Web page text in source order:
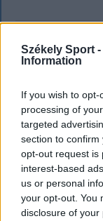
Székely Sport -
Information
If you wish to
processing of
targeted
section to
opt-out request is
interest-based
us or personal
your opt-out. You
disclosure of